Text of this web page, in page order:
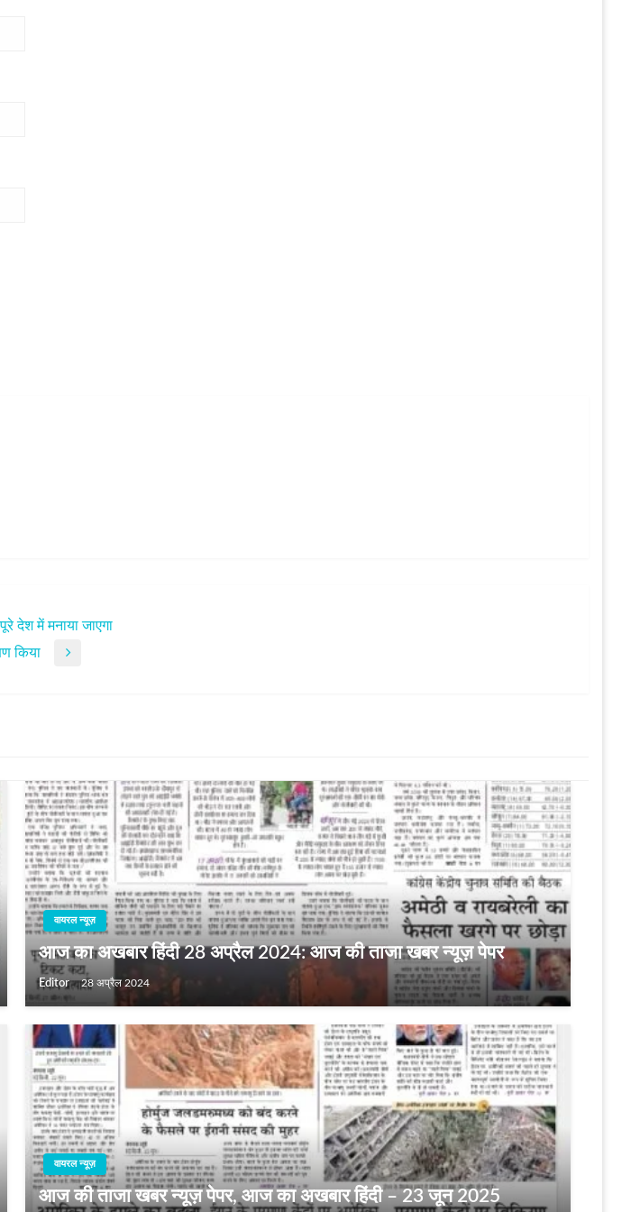
देश में मनाया जाएगा
किया
वायरल न्यूज़
आज का अखबार हिंदी 28 अप्रैल 2024: आज की ताजा खबर न्यूज़ पेपर
Editor 28 अप्रैल 2024
वायरल न्यूज़
आज की ताजा खबर न्यूज़ पेपर, आज का अखबार हिंदी – 23 जून 2025